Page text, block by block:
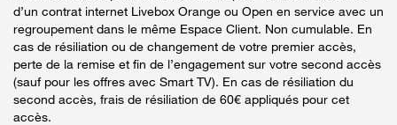
d’un contrat internet Livebox Orange ou Open en service avec un
regroupement dans le même Espace Client. Non cumulable. En
cas de résiliation ou de changement de votre premier accès,
perte de la remise et fin de l’engagement sur votre second accès
(sauf pour les offres avec Smart TV). En cas de résiliation du
second accès, frais de résiliation de 60€ appliqués pour cet
accès.